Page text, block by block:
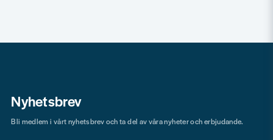
Nyhetsbrev
Bli medlem i vårt nyhetsbrev och ta del av våra nyheter och erbjudande.